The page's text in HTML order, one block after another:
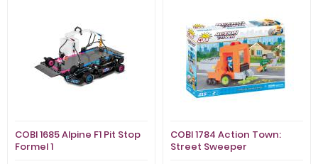
COBI 1685 Alpine F1 Pit Stop
Formel 1
COBI 1784 Action Town:
Street Sweeper